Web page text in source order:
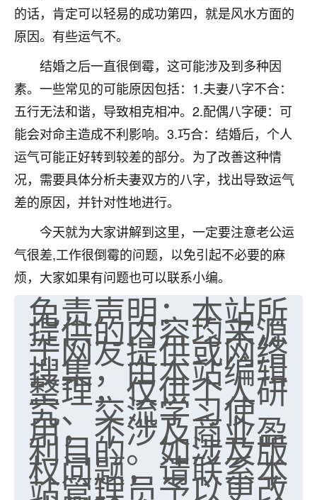
的话，肯定可以轻易的成功第四，就是风水方面的
原因。有些运气不。
结婚之后一直很倒霉，这可能涉及到多种因
素。一些常见的可能原因包括：1.夫妻八字不合：
五行无法和谐，导致相克相冲。2.配偶八字硬：可
能会对命主造成不利影响。3.巧合：结婚后，个人
运气可能正好转到较差的部分。为了改善这种情
况，需要具体分析夫妻双方的八字，找出导致运气
差的原因，并针对性地进行。
今天就为大家讲解到这里，一定要注意老公运
气很差,工作很倒霉的问题，以免引起不必要的麻
烦，大家如果有问题也可以联系小编。
免责声明：本站所
提供的内容均来源
于网友提供或网络
搜集，由本站编辑
整理，仅供个人研
究、交流学习使
用，不涉及商业盈
利目的。如涉及版
权问题，请联系本
站管理员予以更改
优秀的张同学
老师收徒吗？？我对这些很感兴趣